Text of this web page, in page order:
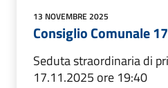
13 NOVEMBRE 2025
Consiglio Comunale
Seduta straordinaria di
17.11.2025 ore 19:40